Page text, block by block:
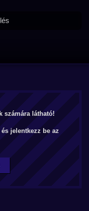
számára látható!
és jelentkezz be az